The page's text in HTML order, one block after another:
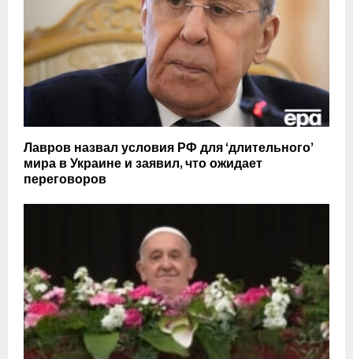
Лавров назвал условия РФ для ‘длительного’
мира в Украине и заявил, что ожидает
переговоров